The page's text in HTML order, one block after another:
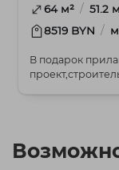
64 м² / 51.2
8519 BYN /
В подарок